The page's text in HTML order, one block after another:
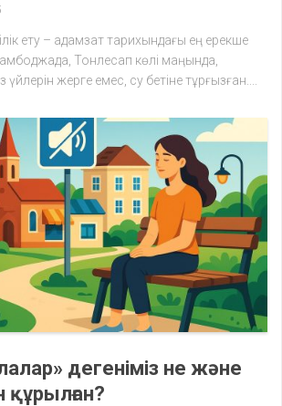
ету – адамзат тарихындағы ең ерекше
Тонлесап көлі маңында,
жерге емес, су бетіне тұрғызған....
дегеніміз не және
құрылған?